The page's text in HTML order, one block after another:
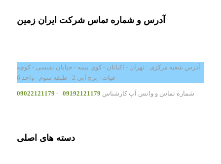
آدرس و شماره تماس شرکت ایران زمین
آدرس شعبه مرکزی : تهران - اکباتان - کوی بیمه - خیابان نفیسی - کوچه
فیات - برج آبی 2 - طبقه سوم - واحد 6
شماره تماس و واتس آپ کارشناس 09192121179
-
09022121179
دسته های اصلی